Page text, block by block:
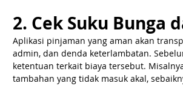
2. Cek Suku Bunga
Aplikasi pinjaman yang aman akan
admin, dan denda keterlambatan.
ketentuan terkait biaya tersebut.
tambahan yang tidak masuk akal,